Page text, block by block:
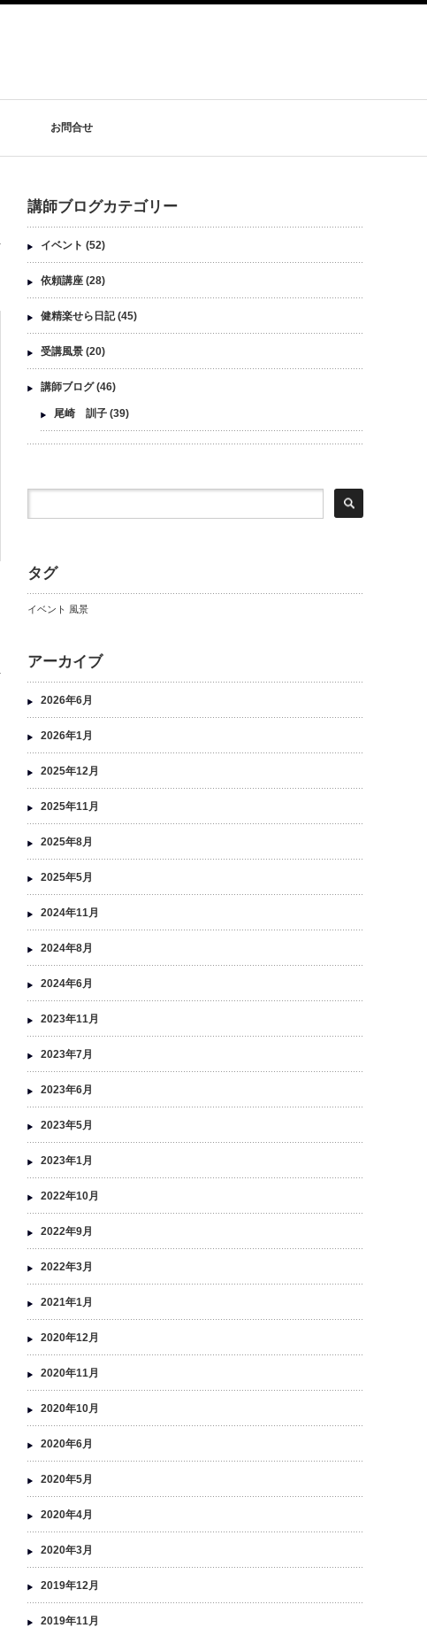
お問合せ
講師ブログカテゴリー
イベント (52)
依頼講座 (28)
健精楽せら日記(45)
受講風景 (20)
講師ブログ(46)
尾崎 訓子 (39)
タグ
イベント 風景
アーカイブ
2026年6月
2026年1月
2025年12月
2025年11月
2025年8月
2025年5月
2024年11月
2024年8月
2024年6月
2023年11月
2023年7月
2023年6月
2023年5月
2023年1月
2022年10月
2022年9月
2022年3月
2021年1月
2020年12月
2020年11月
2020年10月
2020年6月
2020年5月
2020年4月
2020年3月
2019年12月
2019年11月